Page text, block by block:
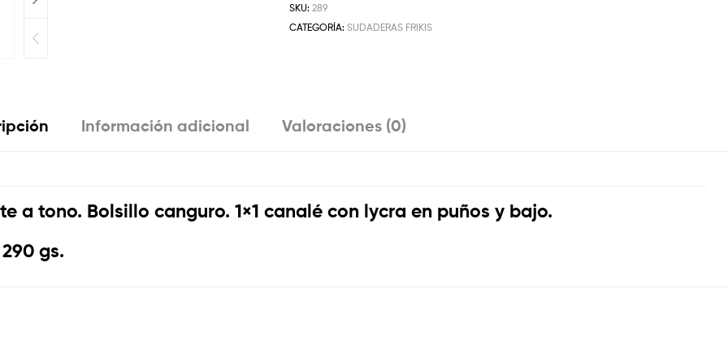
SKU:289
CATEGORÍA:SUDADERAS FRIKIS
Información adicional Valoraciones (0)
a tono. Bolsillo canguro. 1×1 canalé con lycra en puños y bajo.
gs.